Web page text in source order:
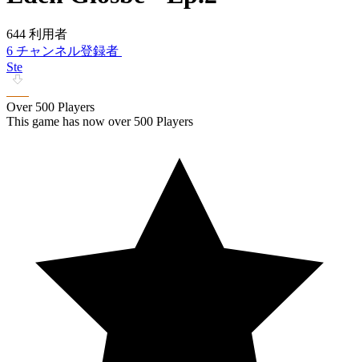
644 利用者
6 チャンネル登録者
Ste
Over 500 Players
This game has now over 500 Players